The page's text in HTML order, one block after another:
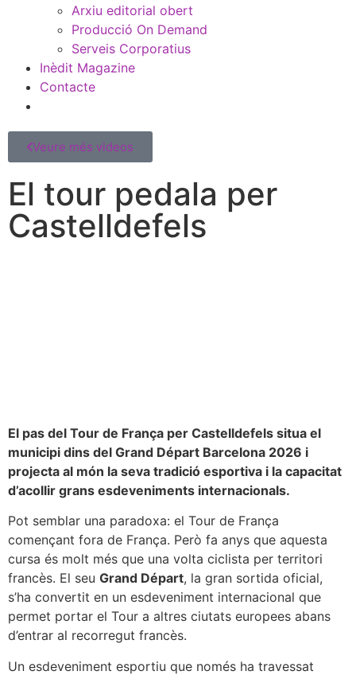
Arxiu editorial obert
Producció On Demand
Serveis Corporatius
Inèdit Magazine
Contacte
Veure més videos
El tour pedala per
Castelldefels
El pas del Tour de França per Castelldefels situa el
municipi dins del Grand Départ Barcelona 2026 i
projecta al món la seva tradició esportiva i la capacitat
d’acollir grans esdeveniments internacionals.
Pot semblar una paradoxa: el Tour de França
començant fora de França. Però fa anys que aquesta
cursa és molt més que una volta ciclista per territori
francès. El seu Grand Départ, la gran sortida oficial,
s’ha convertit en un esdeveniment internacional que
permet portar el Tour a altres ciutats europees abans
d’entrar al recorregut francès.
Un esdeveniment esportiu que només ha travessat